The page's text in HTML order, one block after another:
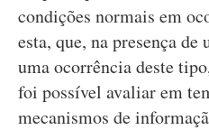
condições normais em
esta, que, na presença
uma ocorrência deste
foi possível avaliar em
mecanismos de